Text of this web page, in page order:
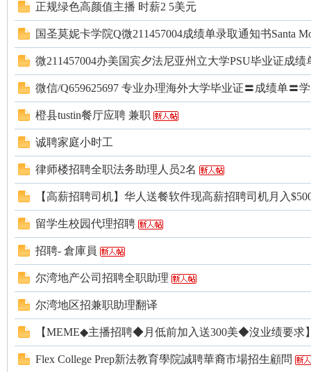
正规绿色高颜值主播 时薪2 5美元
国圣莫妮卡学院Q微211457004成绩单录取通知书Santa
微211457004办美国宾夕法尼亚州立大学PSU毕业证成绩
微信/Q659625697 专业办理海外大学毕业证〓成绩单〓
橙县tustin餐厅应聘 兼职
诚聘家庭小时工
律师楼招聘全职法务助理人员2名
【高薪招聘司机】华人送餐软件现高薪招聘司机月入
留学生校园代理招聘
招聘- 倉庫員
尔湾地产公司招聘全职助理
尔湾地区招兼职助理翻译
【MEME◆主播招聘◆月低前加入送300美◆沒业绩要求
Flex College Prep新法教育學院誠聘華裔市場招生顧問